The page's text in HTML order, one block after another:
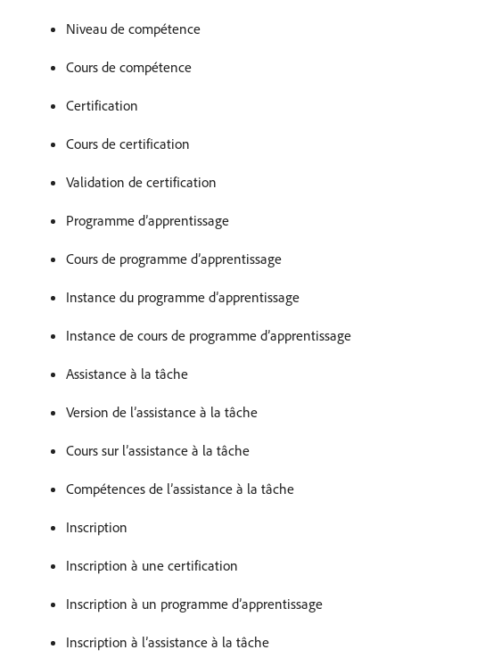
Niveau de compétence
Cours de compétence
Certification
Cours de certification
Validation de certification
Programme d’apprentissage
Cours de programme d’apprentissage
Instance du programme d’apprentissage
Instance de cours de programme d’apprentissage
Assistance à la tâche
Version de l’assistance à la tâche
Cours sur l’assistance à la tâche
Compétences de l’assistance à la tâche
Inscription
Inscription à une certification
Inscription à un programme d’apprentissage
Inscription à l’assistance à la tâche